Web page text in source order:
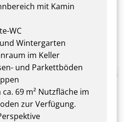
mit Kamin
WC
Wintergarten
im Keller
und Parkettböden
69 m² Nutzfläche im
zur Verfügung.